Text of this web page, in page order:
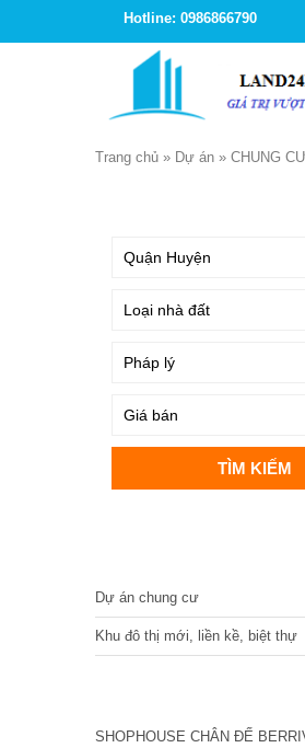
Hotline: 0986866790
Trang chủ » Dự án » CHUNG
Dự án chung cư
Khu đô thị mới, liền kề, biệt thự
SHOPHOUSE CHÂN ĐẾ